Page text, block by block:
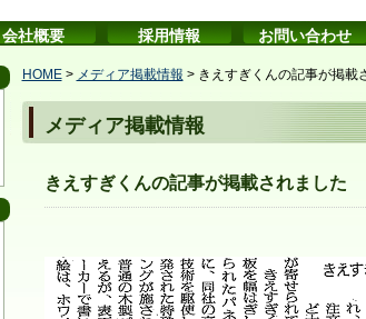
会社概要 採用情報 お問い合わせ
HOME> メディア掲載情報 > きえすぎくんの記事が掲載
メディア掲載情報
きえすぎくんの記事が掲載されました